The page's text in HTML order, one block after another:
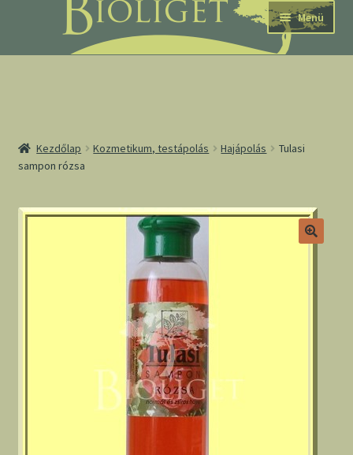
navigációhoz
tartalomba
Menü
Kezdőlap Kozmetikum, testápolás Hajápolás
Tulasi
sampon rózsa